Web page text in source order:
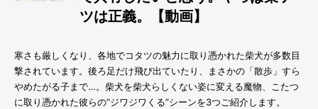
ツは正義。【動画】
寒さも厳しくなり、各地でコタツの魅力に取り憑かれた柴犬が多数目
撃されています。後ろ足だけ飛び出ていたり、まさかの「散歩」すら
やめたがる子まで…。柴犬を柴犬らしくない姿に変える魔物、こたつ
に取り憑かれた彼らの“ジワジワくる”シーンを3つご紹介します。